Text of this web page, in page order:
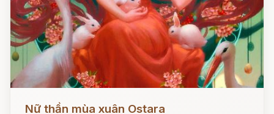
Nữ thần mùa xuân Ostara